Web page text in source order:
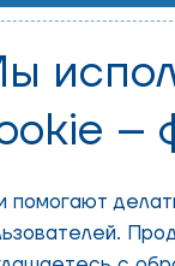
–
помогают